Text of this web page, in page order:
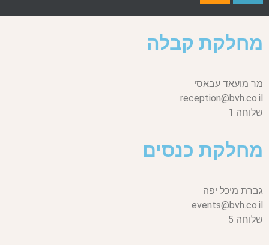
מחלקת קבלה
מר מועאד עבאסי
reception@bvh.co.il
שלוחה 1
מחלקת כנסים
גברת מיכל יפה
events@bvh.co.il
שלוחה 5